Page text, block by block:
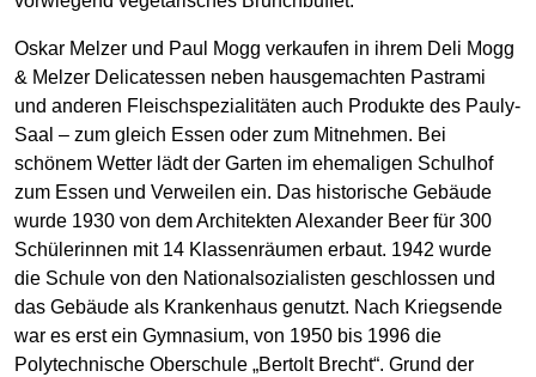
Oskar Melzer und Paul Mogg verkaufen in ihrem Deli Mogg
& Melzer Delicatessen neben hausgemachten Pastrami
und anderen Fleischspezialitäten auch Produkte des Pauly-
Saal – zum gleich Essen oder zum Mitnehmen. Bei
schönem Wetter lädt der Garten im ehemaligen Schulhof
zum Essen und Verweilen ein. Das historische Gebäude
wurde 1930 von dem Architekten Alexander Beer für 300
Schülerinnen mit 14 Klassenräumen erbaut. 1942 wurde
die Schule von den Nationalsozialisten geschlossen und
das Gebäude als Krankenhaus genutzt. Nach Kriegsende
war es erst ein Gymnasium, von 1950 bis 1996 die
Polytechnische Oberschule „Bertolt Brecht“. Grund der